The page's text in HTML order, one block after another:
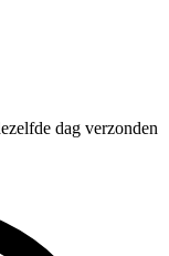
dag verzonden